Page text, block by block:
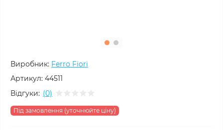
Виробник: Ferro Fiori
Артикул: 44511
Відгуки: (0)
Під замовлення (уточнюйте ціну)